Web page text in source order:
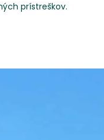
prístreškov.